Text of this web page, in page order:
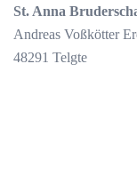
St. Anna
Andreas Voßkötter
48291 Telgte